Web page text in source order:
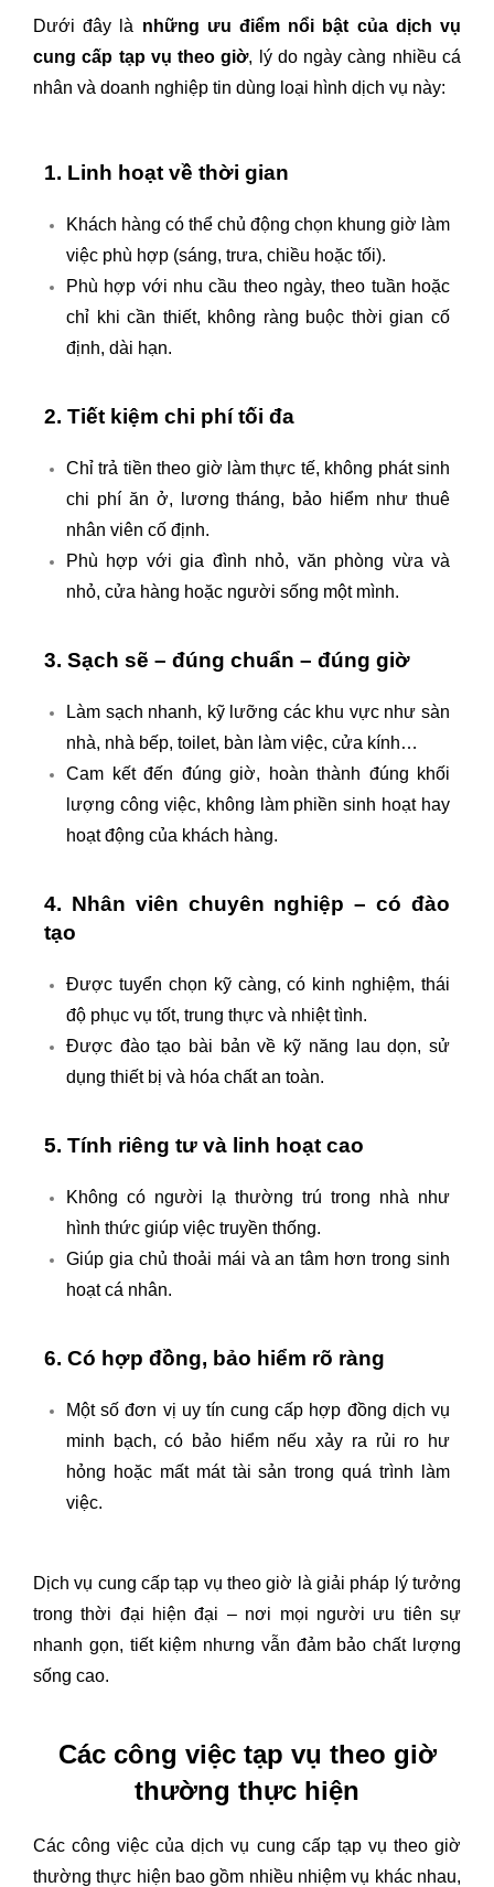
Dưới đây là những ưu điểm nổi bật của dịch vụ
cung cấp tạp vụ theo giờ, lý do ngày càng nhiều cá
nhân và doanh nghiệp tin dùng loại hình dịch vụ này:
1. Linh hoạt về thời gian
Khách hàng có thể chủ động chọn khung giờ làm
việc phù hợp (sáng, trưa, chiều hoặc tối).
Phù hợp với nhu cầu theo ngày, theo tuần hoặc
chỉ khi cần thiết, không ràng buộc thời gian cố
định, dài hạn.
2. Tiết kiệm chi phí tối đa
Chỉ trả tiền theo giờ làm thực tế, không phát sinh
chi phí ăn ở, lương tháng, bảo hiểm như thuê
nhân viên cố định.
Phù hợp với gia đình nhỏ, văn phòng vừa và
nhỏ, cửa hàng hoặc người sống một mình.
3. Sạch sẽ – đúng chuẩn – đúng giờ
Làm sạch nhanh, kỹ lưỡng các khu vực như sàn
nhà, nhà bếp, toilet, bàn làm việc, cửa kính…
Cam kết đến đúng giờ, hoàn thành đúng khối
lượng công việc, không làm phiền sinh hoạt hay
hoạt động của khách hàng.
4. Nhân viên chuyên nghiệp – có đào
tạo
Được tuyển chọn kỹ càng, có kinh nghiệm, thái
độ phục vụ tốt, trung thực và nhiệt tình.
Được đào tạo bài bản về kỹ năng lau dọn, sử
dụng thiết bị và hóa chất an toàn.
5. Tính riêng tư và linh hoạt cao
Không có người lạ thường trú trong nhà như
hình thức giúp việc truyền thống.
Giúp gia chủ thoải mái và an tâm hơn trong sinh
hoạt cá nhân.
6. Có hợp đồng, bảo hiểm rõ ràng
Một số đơn vị uy tín cung cấp hợp đồng dịch vụ
minh bạch, có bảo hiểm nếu xảy ra rủi ro hư
hỏng hoặc mất mát tài sản trong quá trình làm
việc.
Dịch vụ cung cấp tạp vụ theo giờ là giải pháp lý tưởng
trong thời đại hiện đại – nơi mọi người ưu tiên sự
nhanh gọn, tiết kiệm nhưng vẫn đảm bảo chất lượng
sống cao.
Các công việc tạp vụ theo giờ
thường thực hiện
Các công việc của dịch vụ cung cấp tạp vụ theo giờ
thường thực hiện bao gồm nhiều nhiệm vụ khác nhau,